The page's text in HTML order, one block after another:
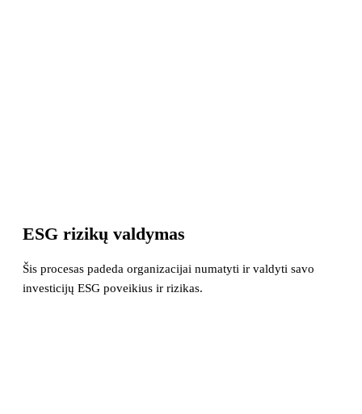
ESG rizikų valdymas
Šis procesas padeda organizacijai numatyti ir valdyti savo
investicijų ESG poveikius ir rizikas.